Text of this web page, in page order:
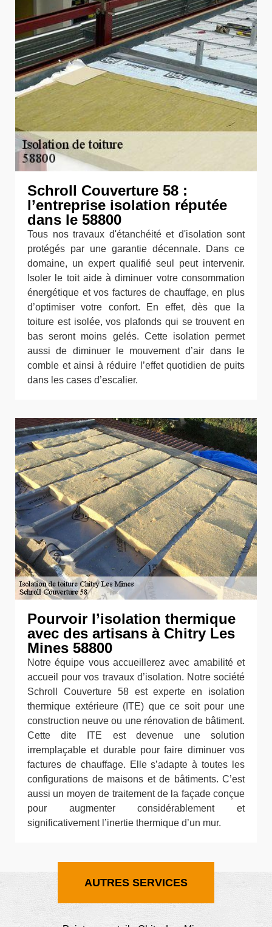
Schroll Couverture 58 :
l’entreprise isolation réputée
dans le 58800
Tous nos travaux d'étanchéité et d'isolation sont
protégés par une garantie décennale. Dans ce
domaine, un expert qualifié seul peut intervenir.
Isoler le toit aide à diminuer votre consommation
énergétique et vos factures de chauffage, en plus
d’optimiser votre confort. En effet, dès que la
toiture est isolée, vos plafonds qui se trouvent en
bas seront moins gelés. Cette isolation permet
aussi de diminuer le mouvement d’air dans le
comble et ainsi à réduire l’effet quotidien de puits
dans les cases d’escalier.
Pourvoir l’isolation thermique
avec des artisans à Chitry Les
Mines 58800
Notre équipe vous accueillerez avec amabilité et
accueil pour vos travaux d’isolation. Notre société
Schroll Couverture 58 est experte en isolation
thermique extérieure (ITE) que ce soit pour une
construction neuve ou une rénovation de bâtiment.
Cette dite ITE est devenue une solution
irremplaçable et durable pour faire diminuer vos
factures de chauffage. Elle s’adapte à toutes les
configurations de maisons et de bâtiments. C’est
aussi un moyen de traitement de la façade conçue
pour augmenter considérablement et
significativement l’inertie thermique d’un mur.
AUTRES SERVICES